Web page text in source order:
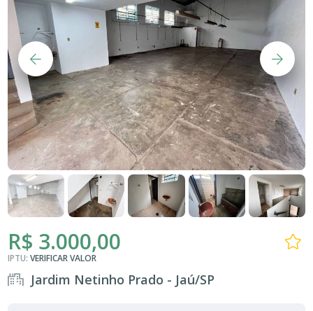
R$ 3.000,00
IPTU:VERIFICAR VALOR
Jardim Netinho Prado - Jaú/SP